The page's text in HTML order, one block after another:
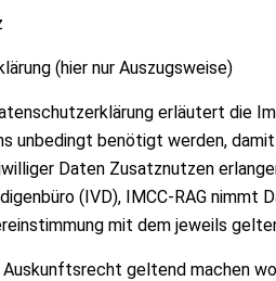
(hier nur Auszugsweise)
erläutert die
unbedingt benötigt werden,
Daten Zusatznutzen
(IVD), IMCC-RAG
mit dem jeweils
Auskunftsrecht geltend machen